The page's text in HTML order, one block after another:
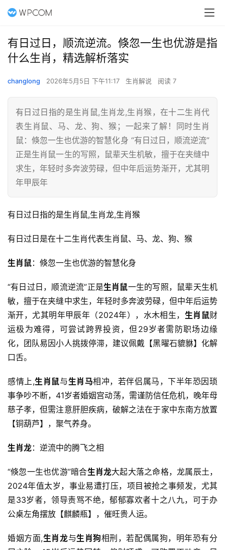
有日过日，顺流逆流。倏忽一生也优游是指
什么生肖，精选解析落实
changlong 2026年5月5日 下午11:17 生肖解说 阅读 7
有日过日指的是生肖鼠,生肖龙,生肖猴，在十二生肖代
表生肖鼠、马、龙、狗、猴；一起来了解！同时生肖
鼠：倏忽一生也优游的智慧化身 “有日过日，顺流逆流”
正是生肖鼠一生的写照，鼠辈天生机敏，擅于在夹缝中
求生，年轻时多奔波劳碌，但中年后运势渐开，尤其明
年甲辰年
有日过日指的是生肖鼠,生肖龙,生肖猴
有日过日是在十二生肖代表生肖鼠、马、龙、狗、猴
生肖鼠：倏忽一生也优游的智慧化身
“有日过日，顺流逆流”正是生肖鼠一生的写照，鼠辈天生机
敏，擅于在夹缝中求生，年轻时多奔波劳碌，但中年后运势
渐开，尤其明年甲辰年（2024年），水木相生， 生肖鼠财
运极为难得，可尝试跨界投资，但29岁者需防职场边缘
化，团队易因小人挑拨停滞，建议佩戴【黑曜石貔貅】化解
口舌。
感情上,生肖鼠与生肖马相冲，若伴侣属马，下半年恐因琐
事争吵不断，41岁者婚姻宫动荡，需谨防信任危机，晚年母
慈子孝，但需注意肝胆疾病，破解之法在于家中东南方放置
【铜葫芦】，聚气养身。
生肖龙：逆流中的腾飞之相
“倏忽一生也优游”暗合生肖龙大起大落之命格，龙属辰土，
2024年值太岁，事业易遭打压，项目被抢之事频发，尤其
是33岁者，领导责骂不绝，郁郁寡欢者十之八九，可于办
公桌左角摆放【麒麟瓶】，催旺贵人运。
婚姻方面,生肖龙与生肖狗相刑，若配偶属狗，明年恐有分